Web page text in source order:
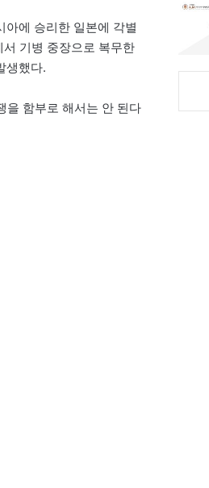
에 승리한 일본에 각별
기병 중장으로 복무한
생했다.
을 함부로 해서는 안 된다